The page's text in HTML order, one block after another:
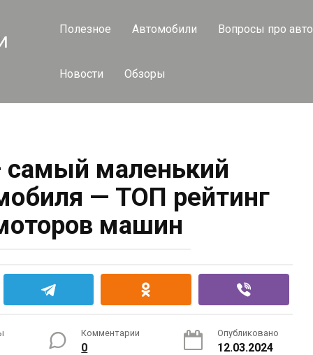
Полезное Автомобили Вопросы про авто
Новости Обзоры
самый маленький
— ТОП рейтинг
машин
Комментарии
0
Опубликовано
12.03.2024